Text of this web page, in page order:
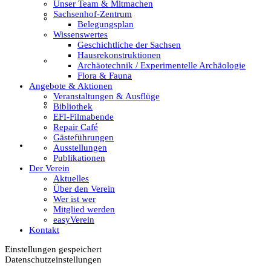
Wer ist wer
Mitglied werden
easyVerein
Kontakt
Unser Team & Mitmachen
Sachsenhof-Zentrum
Belegungsplan
Wissenswertes
Geschichtliche der Sachsen
Hausrekonstruktionen
Archäotechnik / Experimentelle Archäologie
Flora & Fauna
Angebote & Aktionen
Veranstaltungen & Ausflüge
Bibliothek
EFI-Filmabende
Repair Café
Gästeführungen
Ausstellungen
Publikationen
Der Verein
Aktuelles
Über den Verein
Wer ist wer
Mitglied werden
easyVerein
Kontakt
Einstellungen gespeichert
Datenschutzeinstellungen